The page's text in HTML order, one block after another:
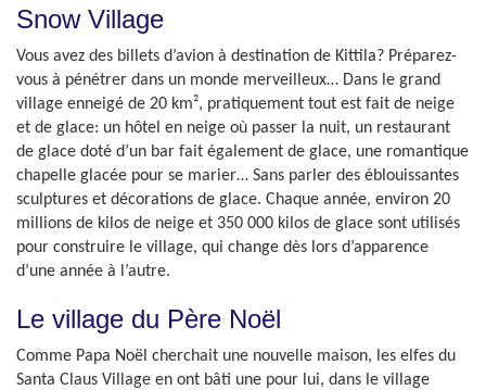
Snow Village
Vous avez des billets d’avion à destination de Kittila? Préparez-
vous à pénétrer dans un monde merveilleux… Dans le grand
village enneigé de 20 km², pratiquement tout est fait de neige
et de glace: un hôtel en neige où passer la nuit, un restaurant
de glace doté d’un bar fait également de glace, une romantique
chapelle glacée pour se marier… Sans parler des éblouissantes
sculptures et décorations de glace. Chaque année, environ 20
millions de kilos de neige et 350 000 kilos de glace sont utilisés
pour construire le village, qui change dès lors d’apparence
d’une année à l’autre.
Le village du Père Noël
Comme Papa Noël cherchait une nouvelle maison, les elfes du
Santa Claus Village en ont bâti une pour lui, dans le village